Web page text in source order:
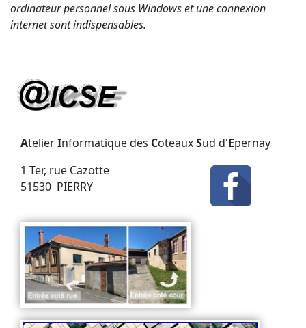
ordinateur personnel sous Windows et une connexion
internet sont indispensables.
AtelierInformatique des CoteauxSud d'Epernay
1 Ter, rue Cazotte
51530 PIERRY